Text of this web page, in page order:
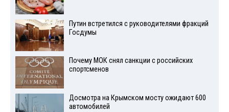
Путин встретился с руководителями фракций
Госдумы
Почему МОК снял санкции с российских
спортсменов
Досмотра на Крымском мосту ожидают 600
автомобилей